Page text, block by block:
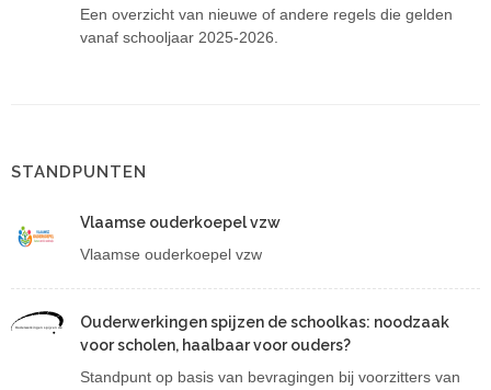
Een overzicht van nieuwe of andere regels die gelden
vanaf schooljaar 2025-2026.
STANDPUNTEN
Vlaamse ouderkoepel vzw
Vlaamse ouderkoepel vzw
Ouderwerkingen spijzen de schoolkas: noodzaak voor scholen, haalbaar voor ouders?
Ouderwerkingen spijzen de schoolkas: noodzaak
voor scholen, haalbaar voor ouders?
Standpunt op basis van bevragingen bij voorzitters van